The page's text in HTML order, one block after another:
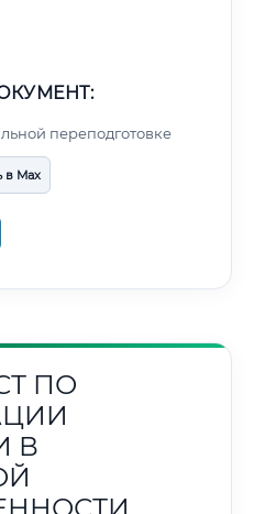
переподготовке
в Max
ПО
В